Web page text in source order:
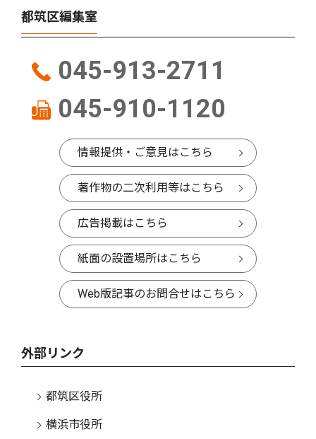
都筑区編集室
045-913-2711
045-910-1120
情報提供・ご意見はこちら
著作物の二次利用等はこちら
広告掲載はこちら
紙面の設置場所はこちら
Web版記事のお問合せはこちら
外部リンク
都筑区役所
横浜市役所